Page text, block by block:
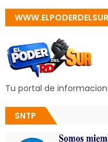
Tu portal de
SNTP